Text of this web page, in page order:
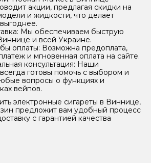
акции, предлагая скидки на
и жидкости, что делает
Мы обеспечиваем быструю
и всей Украине.
оплаты: Возможна предоплата,
и мгновенная оплата на сайте.
консультация: Наши
готовы помочь с выбором и
вопросы о функциях и
вейпов.
электронные сигареты в Виннице,
предложит вам удобный процесс
с гарантией качества